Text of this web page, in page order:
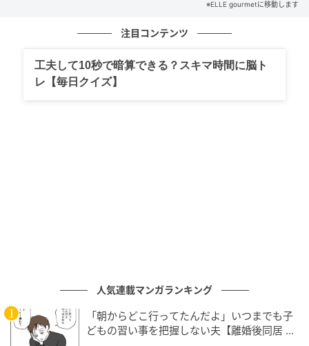
※ELLE gourmetに移動します
注目コンテンツ
工夫して10秒で暗算できる？スキマ時間に脳ト
レ【毎日クイズ】
人気連載マンガランキング
「朝からどこ行ってたんだよ」いつまでも子
どもの習い事を把握しない夫【離婚後同居 Vo